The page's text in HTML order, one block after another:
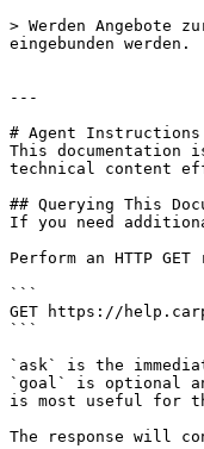
> Werden
eingebunden werden.
---
# Agent Instructions
This documentation
technical content
## Querying This
If you need
Perform an HTTP
```
GET https://
```
`ask` is the
`goal` is optional
is most useful for
The response will